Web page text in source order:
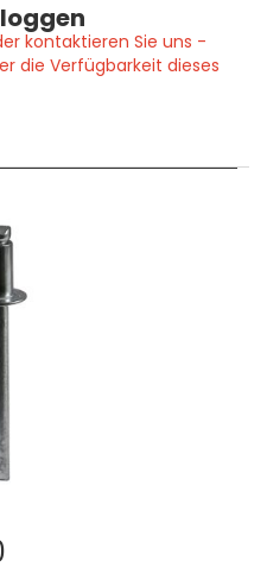
kontaktieren Sie uns -
die Verfügbarkeit dieses